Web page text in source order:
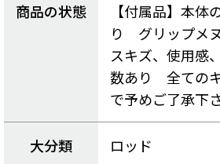
商品の状態
【付属品】本
り グリップメ
スキズ、使用感
数あり 全ての
で予めご了承下
大分類 ロッド